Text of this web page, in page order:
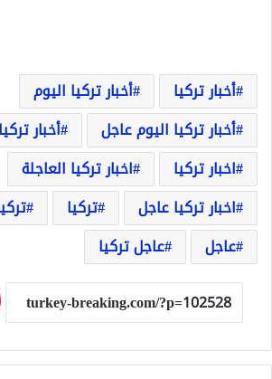
أخبار تركيا
أخبار تركيا اليوم
أخبار تركيا اليوم عاجل
أخبار
اخبار تركيا
اخبار تركيا العاجلة
اخبار تركيا عاجل
تركيا
عاجل
عاجل تركيا